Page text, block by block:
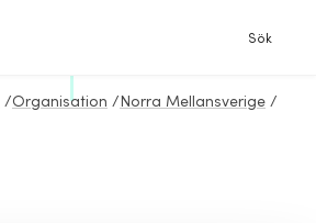
Sök
/Organisation / Norra Mellansverige /